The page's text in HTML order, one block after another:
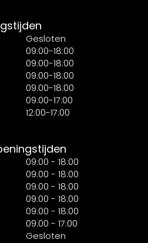
Gesloten
09:00-18:00
09:00-18:00
09:00-18:00
09:00-18:00
09:00-17:00
12:00-17:00
09:00 - 18:00
09:00 - 18:00
09:00 - 18:00
09:00 - 18:00
09:00 - 18:00
09:00 - 17:00
Gesloten